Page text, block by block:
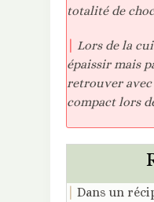
totalité de
Lors de la
épaissir mais
retrouver
compact lors
Dans un